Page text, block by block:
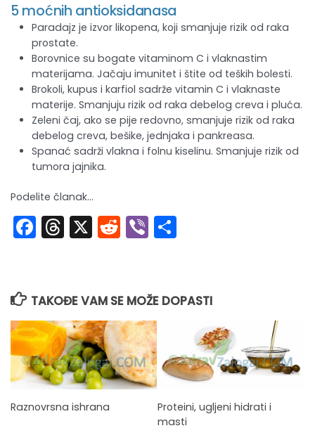
5 moćnih antioksidanasa
Paradajz je izvor likopena, koji smanjuje rizik od raka
prostate.
Borovnice su bogate vitaminom C i vlaknastim
materijama. Jačaju imunitet i štite od teških bolesti.
Brokoli, kupus i karfiol sadrže vitamin C i vlaknaste
materije. Smanjuju rizik od raka debelog creva i pluća.
Zeleni čaj, ako se pije redovno, smanjuje rizik od raka
debelog creva, bešike, jednjaka i pankreasa.
Spanać sadrži vlakna i folnu kiselinu. Smanjuje rizik od
tumora jajnika.
Podelite članak...
Facebook
Threads
X Reddit
Viber
TAKOĐE VAM SE MOŽE DOPASTI
Raznovrsna ishrana
Proteini, ugljeni hidrati i
masti